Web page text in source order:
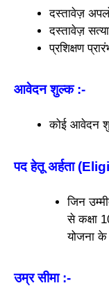
दस्तावेज़
दस्तावेज़
प्रशिक्षण
आवेदन शुल्क:-
कोई आवेदन
पद हेतू अर्हता
जिन
से कक्षा
योजना के
उम्र सीमा:-